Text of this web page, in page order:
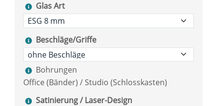
Glas Art
Beschläge/Griffe
Bohrungen
Office (Bänder) / Studio (Schlosskasten)
Satinierung / Laser-Design